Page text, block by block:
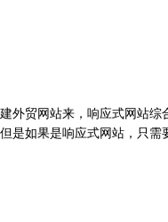
贸网站来，响应式网站综
如果是响应式网站，只需